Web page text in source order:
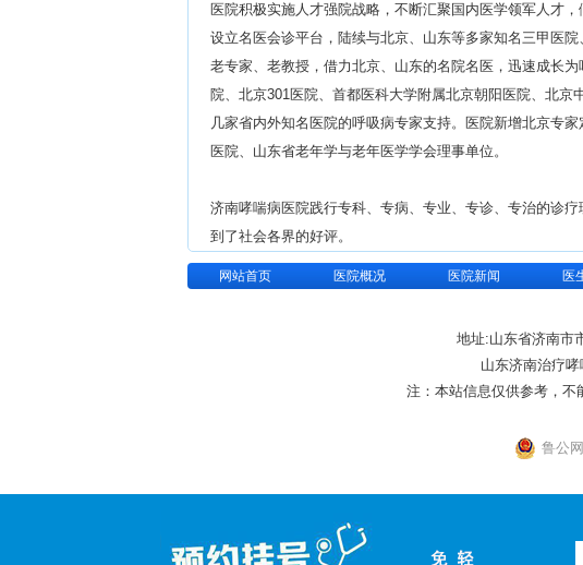
医院积极实施人才强院战略，不断汇聚国内医学领军人才
设立名医会诊平台，陆续与北京、山东等多家知名三甲医
老专家、老教授，借力北京、山东的名院名医，迅速成长
院、北京301医院、首都医科大学附属北京朝阳医院、北
几家省内外知名医院的呼吸病专家支持。医院新增北京专
医院、山东省老年学与老年医学学会理事单位。
济南哮喘病医院践行专科、专病、专业、专诊、专治的诊
到了社会各界的好评。
网站首页 医院概况 医院新闻 医
地址:山东省济南市
山东济南治疗
注：本站信息仅供参考，不
鲁公